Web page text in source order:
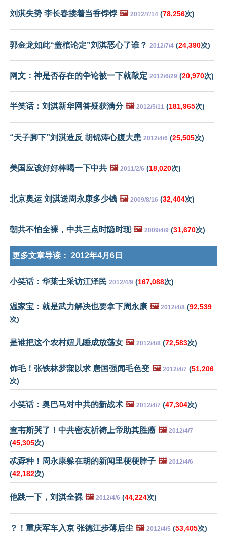
刘淇失势 李长春搂着当香饽饽 🖼️ 2012/7/14 (78,256次)
郭金龙如此“盖棺论定”刘淇恶心了谁？ 2012/7/4 (24,390次)
网文：神是否存在的争论被一下就敲定 2012/6/29 (20,970次)
半笑话：刘淇新华网答疑获满分 🖼️ 2012/5/11 (181,965次)
“天子脚下”刘淇造反 胡锦涛心腹大患 2012/4/6 (25,505次)
美国应该好好棒喝一下中共 🖼️ 2011/2/6 (18,020次)
北京奥运 刘淇送周永康多少钱 🖼️ 2009/8/16 (32,404次)
朝共不怕全裸，中共三点时隐时现 🖼️ 2009/4/9 (31,670次)
更多文章导读： 2012年4月6日
小笑话：华莱士采访江泽民 2012/4/9 (167,088次)
温家宝：就是武力解决也要拿下周永康 🖼️ 2012/4/8 (92,539
次)
是谁把这个农村妞儿睡成放荡女 🖼️ 2012/4/8 (72,583次)
饰毛！张铁林梦寐以求 唐国强闻毛色变 🖼️ 2012/4/7 (51,206
次)
小笑话：奥巴马对中共的新战术 🖼️ 2012/4/7 (47,304次)
查韦斯哭了！中共密友祈祷上帝助其胜癌 🖼️ 2012/4/7
(45,305次)
忒孬种！周永康躲在胡的新闻里梗梗脖子 🖼️ 2012/4/6
(42,182次)
他跳一下，刘淇全裸 🖼️ 2012/4/6 (44,224次)
？！重庆军车入京 张德江步薄后尘 🖼️ 2012/4/5 (53,405次)